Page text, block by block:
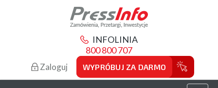
INFOLINIA
800 800 707
Zaloguj WYPRÓBUJ ZA DARMO